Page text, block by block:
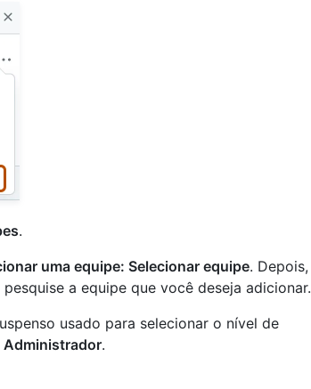
.
uma equipe: Selecionar equipe. Depois,
a equipe que você deseja adicionar.
usado para selecionar o nível de
Administrador.